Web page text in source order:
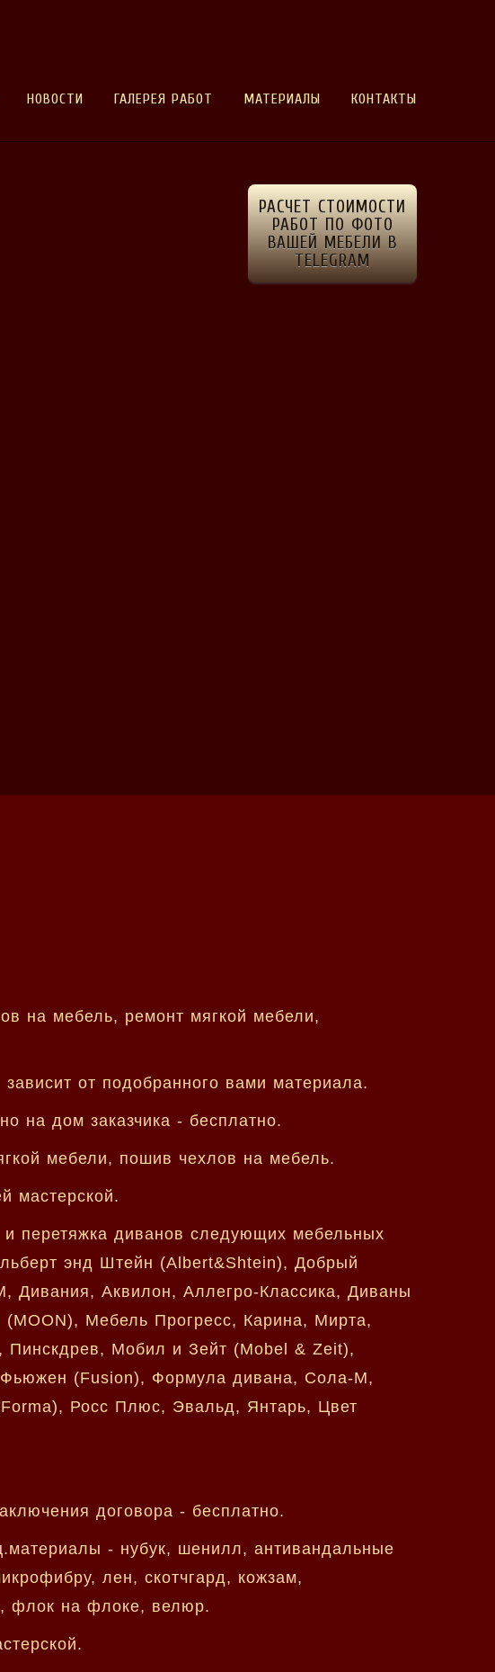
НОВОСТИ ГАЛЕРЕЯ РАБОТ МАТЕРИАЛЫ КОНТАКТЫ
РАСЧЕТ СТОИМОСТИ
РАБОТ ПО ФОТО
ВАШЕЙ МЕБЕЛИ В
TELEGRAM
на мебель, ремонт мягкой мебели,
от подобранного вами материала.
на дом заказчика - бесплатно.
мебели, пошив чехлов на мебель.
мастерской.
и перетяжка диванов следующих мебельных
энд Штейн (Albert&Shtein), Добрый
Дивания, Аквилон, Аллегро-Классика, Диваны
Мебель Прогресс, Карина, Мирта,
Мобил и Зейт (Mobel & Zeit),
(Fusion), Формула дивана, Сола-М,
Росс Плюс, Эвальд, Янтарь, Цвет
договора - бесплатно.
- нубук, шенилл, антивандальные
лен, скотчгард, кожзам,
флок на флоке, велюр.